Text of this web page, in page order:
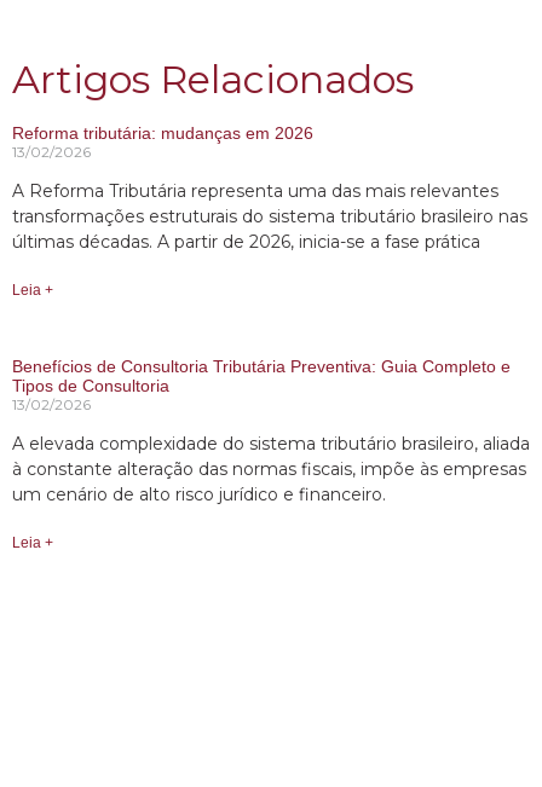
Artigos Relacionados
Reforma tributária: mudanças em 2026
13/02/2026
A Reforma Tributária representa uma das mais relevantes
transformações estruturais do sistema tributário brasileiro nas
últimas décadas. A partir de 2026, inicia-se a fase prática
Leia +
Benefícios de Consultoria Tributária Preventiva: Guia Completo e
Tipos de Consultoria
13/02/2026
A elevada complexidade do sistema tributário brasileiro, aliada
à constante alteração das normas fiscais, impõe às empresas
um cenário de alto risco jurídico e financeiro.
Leia +